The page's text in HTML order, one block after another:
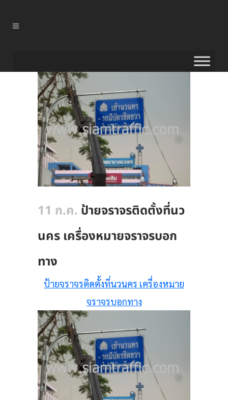
11 ก.ค. ป้ายจราจรติดตั้งที่นว
นคร เครื่องหมายจราจรบอก
ทาง
ป้ายจราจรติดตั้งที่นวนคร เครื่องหมาย
จราจรบอกทาง